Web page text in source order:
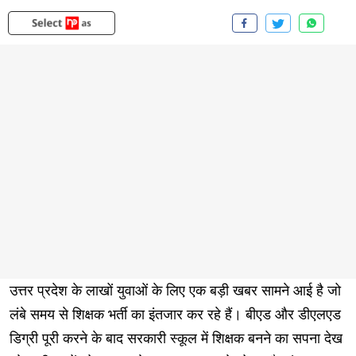
उत्तर प्रदेश के लाखों युवाओं के लिए एक बड़ी खबर सामने आई है जो
लंबे समय से शिक्षक भर्ती का इंतजार कर रहे हैं। बीएड और डीएलएड
डिग्री पूरी करने के बाद सरकारी स्कूल में शिक्षक बनने का सपना देख